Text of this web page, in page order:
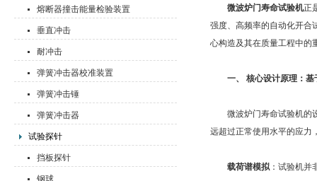
熔断器撞击能量检验装置
垂直冲击
耐冲击
弹簧冲击器校准装置
弹簧冲击锤
弹簧冲击器
试验探针
挡板探针
钢球
微波炉门寿命试验机正
强度、高频率的自动化开合
心构造及其在质量工程中的
一、 核心设计原理：
微波炉门寿命试验机的
远超过正常使用水平的应力
载荷谱模拟 ：试验机并